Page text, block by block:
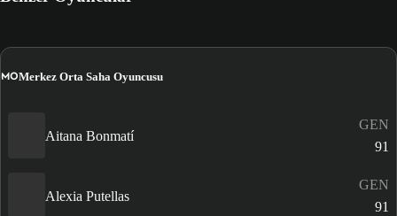
MOMerkez Orta Saha Oyuncusu
Aitana Bonmatí
GEN
91
Alexia Putellas
GEN
91